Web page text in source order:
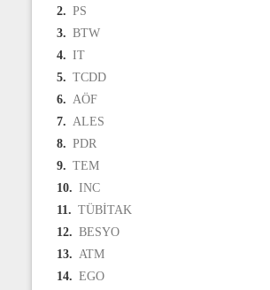
2. PS
3. BTW
4. IT
5. TCDD
6. AÖF
7. ALES
8. PDR
9. TEM
10. INC
11. TÜBİTAK
12. BESYO
13. ATM
14. EGO